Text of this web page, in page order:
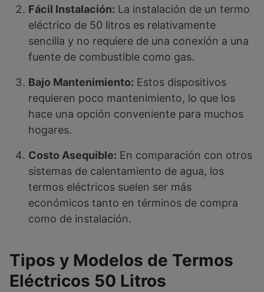
Fácil Instalación: La instalación de un termo
eléctrico de 50 litros es relativamente
sencilla y no requiere de una conexión a una
fuente de combustible como gas.
Bajo Mantenimiento: Estos dispositivos
requieren poco mantenimiento, lo que los
hace una opción conveniente para muchos
hogares.
Costo Asequible: En comparación con otros
sistemas de calentamiento de agua, los
termos eléctricos suelen ser más
económicos tanto en términos de compra
como de instalación.
Tipos y Modelos de Termos
Eléctricos 50 Litros